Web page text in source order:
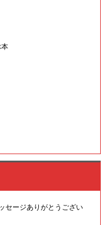
セージありがとうござい